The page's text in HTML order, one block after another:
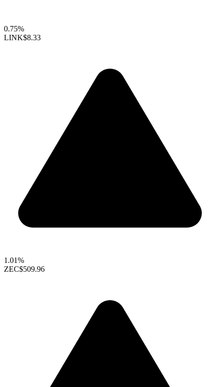
0.75%
LINK$8.33
1.01%
ZEC$509.96